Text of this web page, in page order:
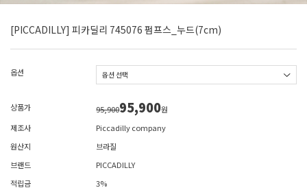
[PICCADILLY] 피카딜리 745076 펌프스_누드(7cm)
옵션
상품가 95,90095,900원
제조사
Piccadilly company
원산지
브라질
브랜드
PICCADILLY
적립금
3%